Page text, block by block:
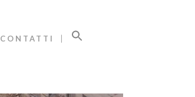
CONTATTI